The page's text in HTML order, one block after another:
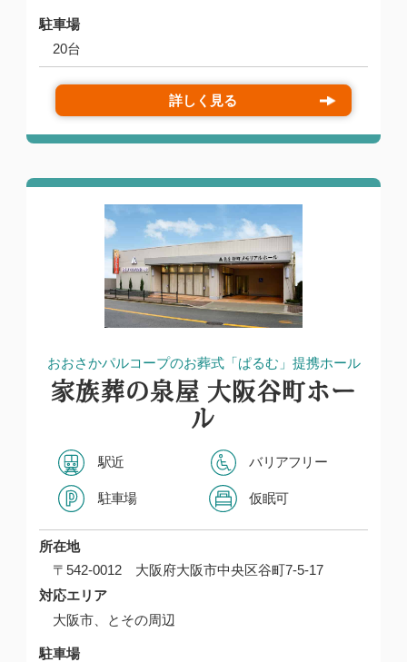
駐車場
20台
詳しく見る
おおさかパルコープのお葬式「ぱるむ」提携ホール
家族葬の泉屋 大阪谷町ホー
ル
駅近 バリアフリー
駐車場 仮眠可
所在地
〒542-0012 大阪府大阪市中央区谷町7-5-17
対応エリア
大阪市、とその周辺
駐車場